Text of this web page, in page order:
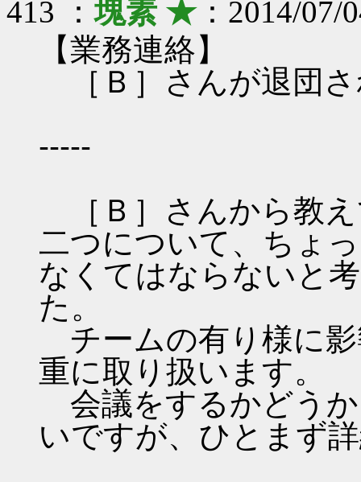
413 ：塊素 ★：2014/07/
【業務連絡】
［Ｂ］さんが退団
-----
［Ｂ］さんから教
二つについて、ちょ
なくてはならないと
た。
チームの有り様に
重に取り扱います。
会議をするかどう
いですが、ひとまず